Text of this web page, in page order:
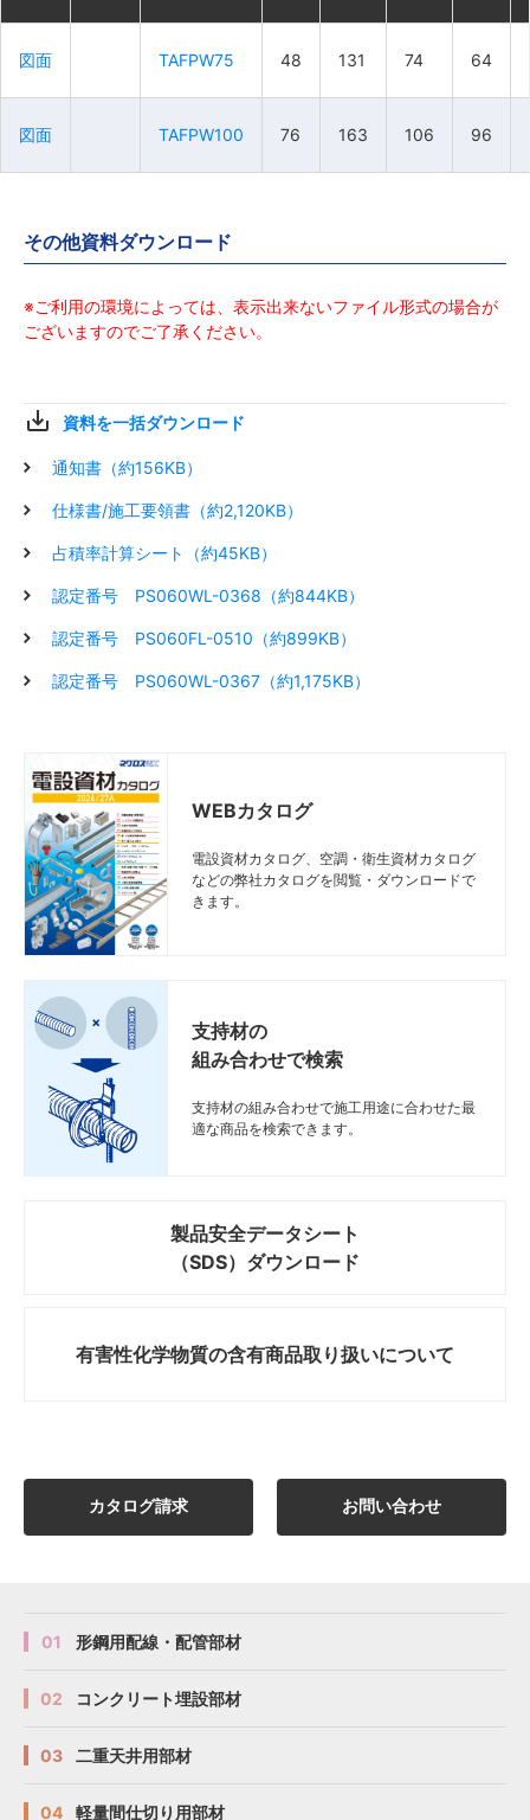
図面 TAFPW75 48 131 74 64
図面 TAFPW100 76 163 106 96
図面 TAFPW75 48 131 74 64
図面 TAFPW100 76 163 106 96
図面 TAFPW75 48 131 74 64
図面 TAFPW100 76 163 106 96
図面 TAFPW75 48 131 74 64
図面 TAFPW100 76 163 106 96
その他資料ダウンロード
※ご利用の環境によっては、表示出来ないファイル形式の場合が
ございますのでご了承ください。
資料を一括ダウンロード
通知書（約156KB）
仕様書/施工要領書（約2,120KB）
占積率計算シート（約45KB）
認定番号 PS060WL-0368（約844KB）
認定番号 PS060FL-0510（約899KB）
認定番号 PS060WL-0367（約1,175KB）
WEBカタログ
電設資材カタログ、空調・衛生資材カタログ
などの弊社カタログを閲覧・ダウンロードで
きます。
支持材の
組み合わせで検索
支持材の組み合わせで施工用途に合わせた最
適な商品を検索できます。
製品安全データシート
（SDS）ダウンロード
有害性化学物質の含有商品取り扱いについて
カタログ請求 お問い合わせ
01 形鋼用配線・配管部材
02 コンクリート埋設部材
03 二重天井用部材
04 軽量間仕切り用部材